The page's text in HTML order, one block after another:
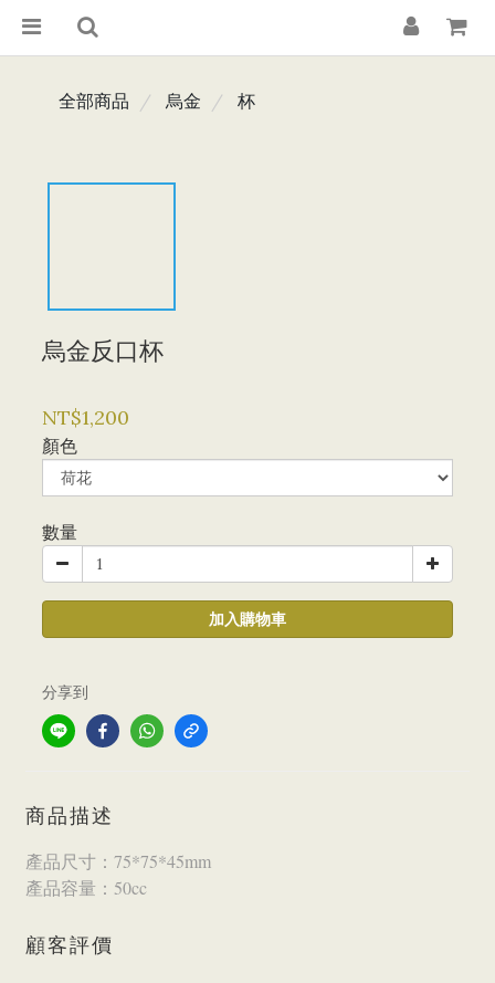
全部商品 烏金 杯
烏金反口杯
NT$1,200
顏色
數量
加入購物車
分享到
商品描述
產品尺寸：75*75*45mm
產品容量：50cc
顧客評價